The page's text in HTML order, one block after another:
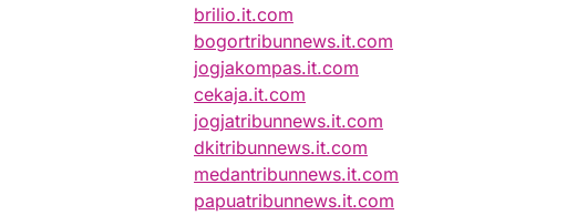
brilio.it.com
bogortribunnews.it.com
jogjakompas.it.com
cekaja.it.com
jogjatribunnews.it.com
dkitribunnews.it.com
medantribunnews.it.com
papuatribunnews.it.com